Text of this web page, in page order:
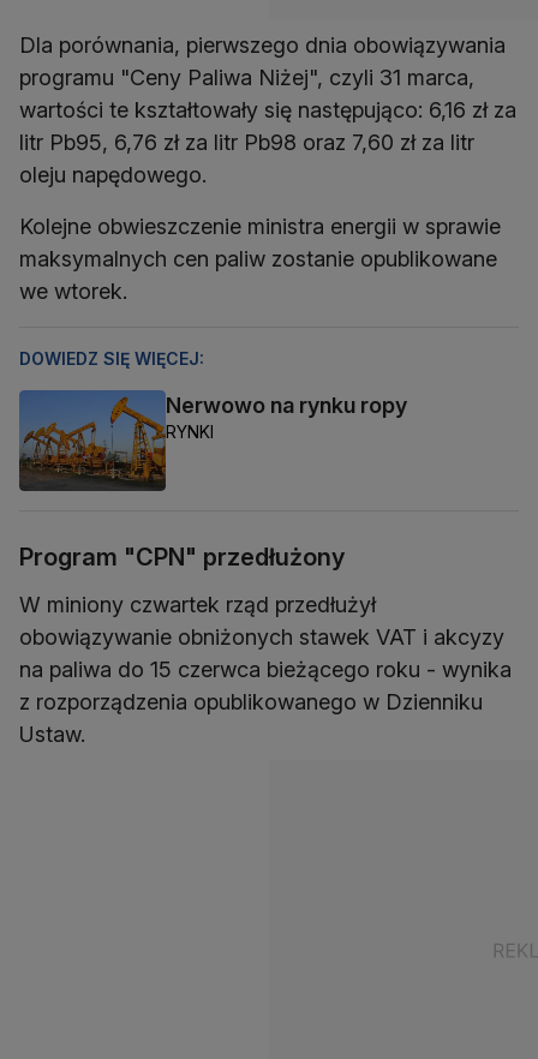
Dla porównania, pierwszego dnia obowiązywania
programu "Ceny Paliwa Niżej", czyli 31 marca,
wartości te kształtowały się następująco: 6,16 zł za
litr Pb95, 6,76 zł za litr Pb98 oraz 7,60 zł za litr
oleju napędowego.
Kolejne obwieszczenie ministra energii w sprawie
maksymalnych cen paliw zostanie opublikowane
we wtorek.
DOWIEDZ SIĘ WIĘCEJ:
Nerwowo na rynku ropy
RYNKI
Program "CPN" przedłużony
W miniony czwartek rząd przedłużył
obowiązywanie obniżonych stawek VAT i akcyzy
na paliwa do 15 czerwca bieżącego roku - wynika
z rozporządzenia opublikowanego w Dzienniku
Ustaw.